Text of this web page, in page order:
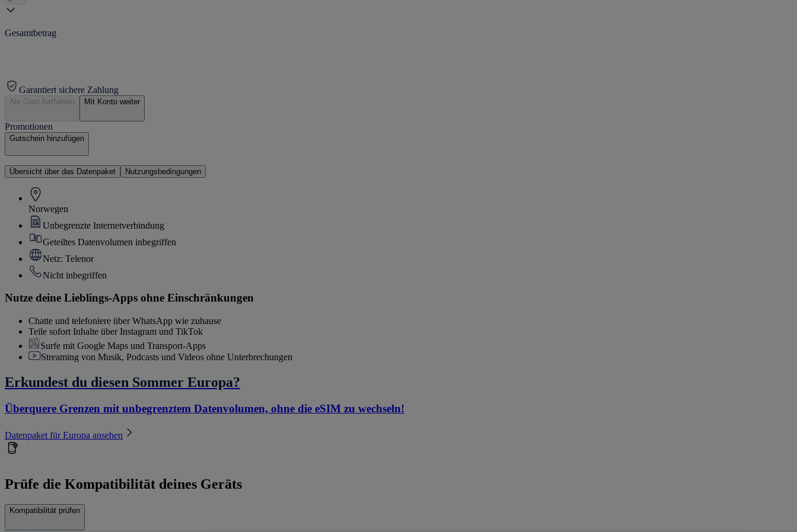
Gesamtbetrag
Garantiert sichere Zahlung
Als Gast fortfahren Mit Konto weiter
Promotionen
Gutschein hinzufügen
Übersicht über das Datenpaket Nutzungsbedingungen
Norwegen
Unbegrenzte Internetverbindung
Geteiltes Datenvolumen inbegriffen
Netz: Telenor
Nicht inbegriffen
Nutze deine Lieblings-Apps ohne Einschränkungen
Chatte und telefoniere über WhatsApp wie zuhause
Teile sofort Inhalte über Instagram und TikTok
Surfe mit Google Maps und Transport-Apps
Streaming von Musik, Podcasts und Videos ohne Unterbrechungen
Erkundest du diesen Sommer Europa?
Überquere Grenzen mit unbegrenztem Datenvolumen, ohne die eSIM zu wechseln!
Datenpaket für Europa ansehen
Prüfe die Kompatibilität deines Geräts
Kompatibilität prüfen